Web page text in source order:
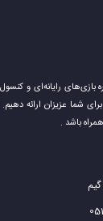
رایانه‌ای و
برای شما عزیزان ارائه
باشد .